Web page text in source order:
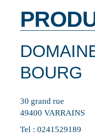
BOURG
30 grand rue
49400 VARRAINS
Tel :0241529189